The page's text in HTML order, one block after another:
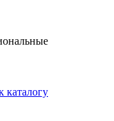
каталогу